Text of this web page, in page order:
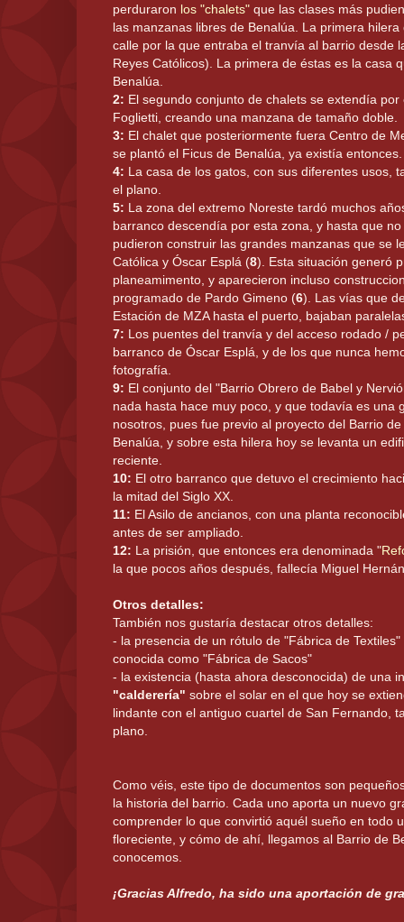
perduraron los "chalets" que las clases más
las manzanas libres de Benalúa. La primera
calle por la que entraba el tranvía al barrio desde
Reyes Católicos). La primera de éstas es la casa
Benalúa.
2: El segundo conjunto de chalets se extendía
Foglietti, creando una manzana de tamaño doble.
3: El chalet que posteriormente fuera Centro de
se plantó el Ficus de Benalúa, ya existía entonces.
4: La casa de los gatos, con sus diferentes usos,
el plano.
5: La zona del extremo Noreste tardó muchos
barranco descendía por esta zona, y hasta que
pudieron construir las grandes manzanas que se
Católica y Óscar Esplá (8). Esta situación generó
planeamimento, y aparecieron incluso
programado de Pardo Gimeno (6). Las vías que
Estación de MZA hasta el puerto, bajaban
7: Los puentes del tranvía y del acceso rodado /
barranco de Óscar Esplá, y de los que nunca
fotografía.
9: El conjunto del "Barrio Obrero de Babel y
nada hasta hace muy poco, y que todavía es una
nosotros, pues fue previo al proyecto del Barrio
Benalúa, y sobre esta hilera hoy se levanta un
reciente.
10: El otro barranco que detuvo el crecimiento
la mitad del Siglo XX.
11: El Asilo de ancianos, con una planta
antes de ser ampliado.
12: La prisión, que entonces era denominada "
la que pocos años después, fallecía Miguel
Otros detalles:
También nos gustaría destacar otros detalles:
- la presencia de un rótulo de "Fábrica de
conocida como "Fábrica de Sacos"
- la existencia (hasta ahora desconocida) de una
"calderería" sobre el solar en el que hoy se
lindante con el antiguo cuartel de San Fernando,
plano.
Como véis, este tipo de documentos son
la historia del barrio. Cada uno aporta un nuevo
comprender lo que convirtió aquél sueño en todo
floreciente, y cómo de ahí, llegamos al Barrio de
conocemos.
¡Gracias Alfredo, ha sido una aportación de